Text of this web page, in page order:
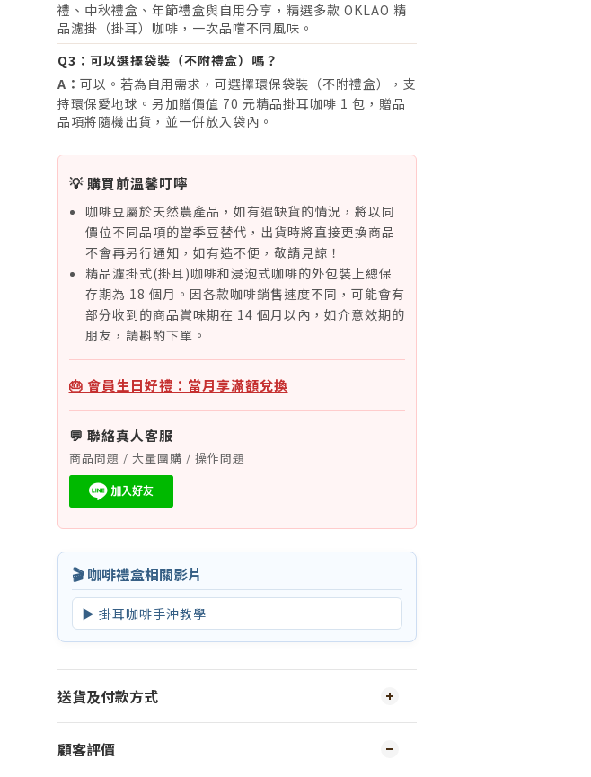
禮、中秋禮盒、年節禮盒與自用分享，精選多款 OKLAO 精
品濾掛（掛耳）咖啡，一次品嚐不同風味。
Q3： 可以選擇袋裝（不附禮盒）嗎？
A： 可以。若為自用需求，可選擇環保袋裝（不附禮盒），支
持環保愛地球。另加贈價值 70 元精品掛耳咖啡 1 包，贈品
品項將隨機出貨，並一併放入袋內。
💡 購買前溫馨叮嚀
咖啡豆屬於天然農產品，如有遇缺貨的情況，將以同
價位不同品項的當季豆替代，出貨時將直接更換商品
不會再另行通知，如有造不便，敬請見諒！
精品濾掛式(掛耳)咖啡和浸泡式咖啡的外包裝上總保
存期為 18 個月。因各款咖啡銷售速度不同，可能會有
部分收到的商品賞味期在 14 個月以內，如介意效期的
朋友，請斟酌下單。
🎂 會員生日好禮：當月享滿額兌換
💬 聯絡真人客服
商品問題 / 大量團購 / 操作問題
🎬 咖啡禮盒相關影片
▶ 掛耳咖啡手沖教學
送貨及付款方式
顧客評價